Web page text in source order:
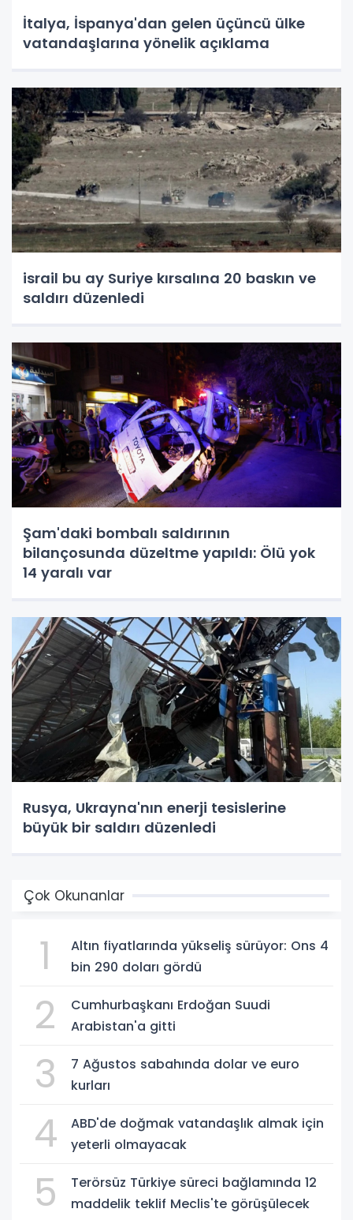
İtalya, İspanya'dan gelen üçüncü ülke
vatandaşlarına yönelik açıklama
israil bu ay Suriye kırsalına 20 baskın ve
saldırı düzenledi
Şam'daki bombalı saldırının
bilançosunda düzeltme yapıldı: Ölü yok
14 yaralı var
Rusya, Ukrayna'nın enerji tesislerine
büyük bir saldırı düzenledi
Çok Okunanlar
1
Altın fiyatlarında yükseliş sürüyor: Ons 4
bin 290 doları gördü
2
Cumhurbaşkanı Erdoğan Suudi
Arabistan'a gitti
3
7 Ağustos sabahında dolar ve euro
kurları
4
ABD'de doğmak vatandaşlık almak için
yeterli olmayacak
5
Terörsüz Türkiye süreci bağlamında 12
maddelik teklif Meclis'te görüşülecek